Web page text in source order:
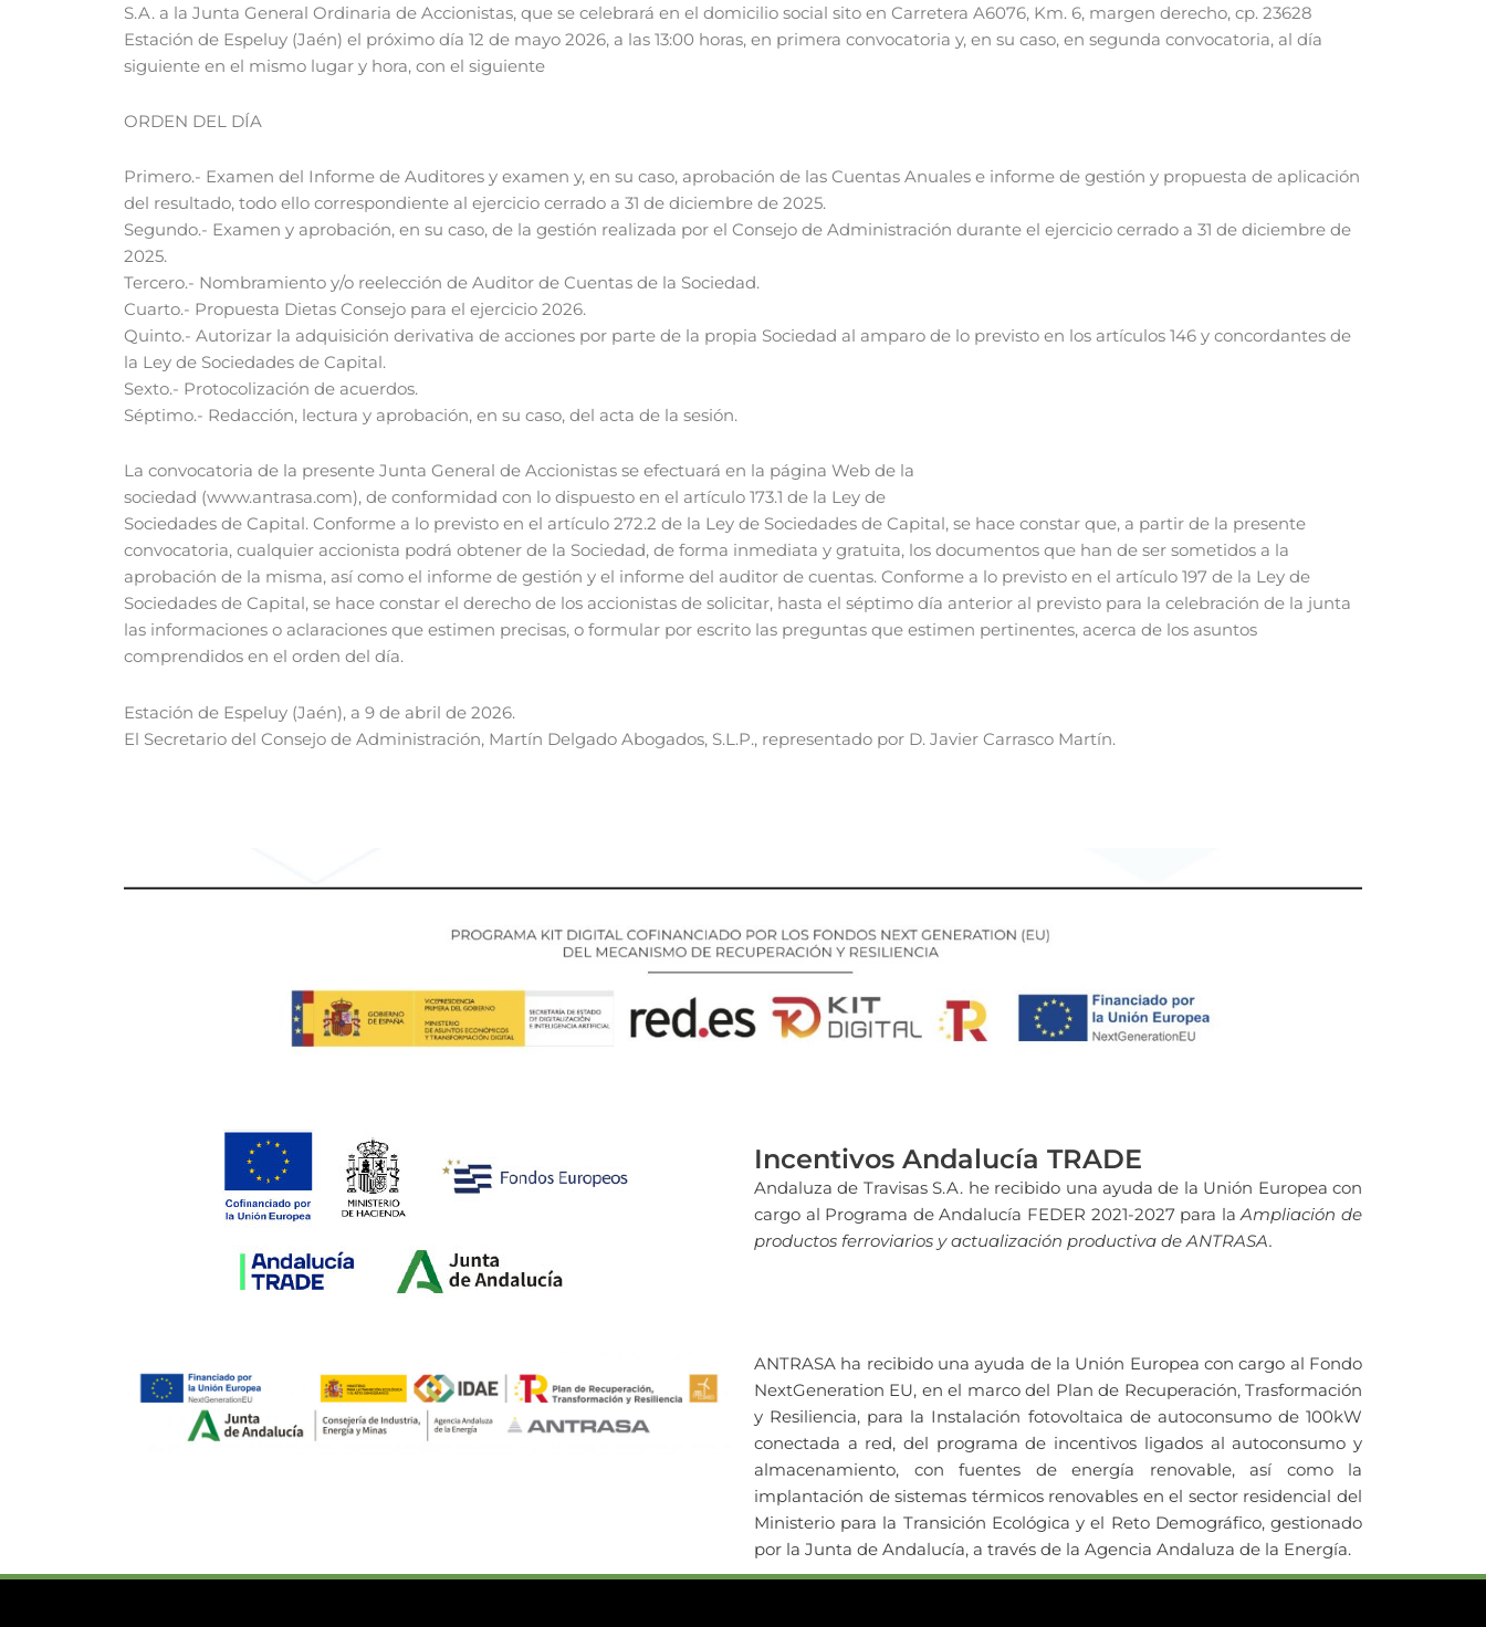
S.A. a la Junta General Ordinaria de Accionistas, que se celebrará en el domicilio social sito en Carretera A6076, Km. 6, margen derecho, cp. 23628
Estación de Espeluy (Jaén) el próximo día 12 de mayo 2026, a las 13:00 horas, en primera convocatoria y, en su caso, en segunda convocatoria, al día
siguiente en el mismo lugar y hora, con el siguiente
ORDEN DEL DÍA
Primero.- Examen del Informe de Auditores y examen y, en su caso, aprobación de las Cuentas Anuales e informe de gestión y propuesta de aplicación
del resultado, todo ello correspondiente al ejercicio cerrado a 31 de diciembre de 2025.
Segundo.- Examen y aprobación, en su caso, de la gestión realizada por el Consejo de Administración durante el ejercicio cerrado a 31 de diciembre de
2025.
Tercero.- Nombramiento y/o reelección de Auditor de Cuentas de la Sociedad.
Cuarto.- Propuesta Dietas Consejo para el ejercicio 2026.
Quinto.- Autorizar la adquisición derivativa de acciones por parte de la propia Sociedad al amparo de lo previsto en los artículos 146 y concordantes de
la Ley de Sociedades de Capital.
Sexto.- Protocolización de acuerdos.
Séptimo.- Redacción, lectura y aprobación, en su caso, del acta de la sesión.
La convocatoria de la presente Junta General de Accionistas se efectuará en la página Web de la
sociedad (www.antrasa.com), de conformidad con lo dispuesto en el artículo 173.1 de la Ley de
Sociedades de Capital. Conforme a lo previsto en el artículo 272.2 de la Ley de Sociedades de Capital, se hace constar que, a partir de la presente
convocatoria, cualquier accionista podrá obtener de la Sociedad, de forma inmediata y gratuita, los documentos que han de ser sometidos a la
aprobación de la misma, así como el informe de gestión y el informe del auditor de cuentas. Conforme a lo previsto en el artículo 197 de la Ley de
Sociedades de Capital, se hace constar el derecho de los accionistas de solicitar, hasta el séptimo día anterior al previsto para la celebración de la junta
las informaciones o aclaraciones que estimen precisas, o formular por escrito las preguntas que estimen pertinentes, acerca de los asuntos
comprendidos en el orden del día.
Estación de Espeluy (Jaén), a 9 de abril de 2026.
El Secretario del Consejo de Administración, Martín Delgado Abogados, S.L.P., representado por D. Javier Carrasco Martín.
Incentivos Andalucía TRADE
Andaluza de Travisas S.A. he recibido una ayuda de la Unión Europea con
cargo al Programa de Andalucía FEDER 2021-2027 para laAmpliación de
productos ferroviarios y actualización productiva de ANTRASA.
ANTRASA ha recibido una ayuda de la Unión Europea con cargo al Fondo
NextGeneration EU, en el marco del Plan de Recuperación, Trasformación
y Resiliencia, para la Instalación fotovoltaica de autoconsumo de 100kW
conectada a red, del programa de incentivos ligados al autoconsumo y
almacenamiento, con fuentes de energía renovable, así como la
implantación de sistemas térmicos renovables en el sector residencial del
Ministerio para la Transición Ecológica y el Reto Demográfico, gestionado
por la Junta de Andalucía, a través de la Agencia Andaluza de la Energía.